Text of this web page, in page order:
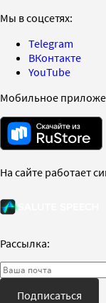
Мы в соцсетях:
Telegram
ВКонтакте
YouTube
Мобильное
На сайте работает
Рассылка:
Подписаться